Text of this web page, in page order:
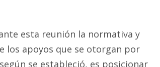
esta reunión la normativa y
los apoyos que se otorgan por
se estableció, es posicionar